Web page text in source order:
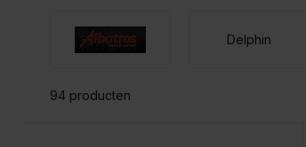
Delphin
94 producten